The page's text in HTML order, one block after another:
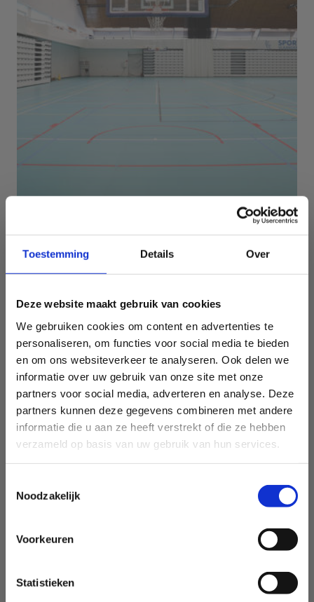
Toestemming Details Over
Deze website maakt gebruik van cookies
We gebruiken cookies om content en advertenties te
personaliseren, om functies voor social media te bieden
en om ons websiteverkeer te analyseren. Ook delen we
informatie over uw gebruik van onze site met onze
partners voor social media, adverteren en analyse. Deze
partners kunnen deze gegevens combineren met andere
informatie die u aan ze heeft verstrekt of die ze hebben
verzameld op basis van uw gebruik van hun services.
Noodzakelijk
Voorkeuren
Statistieken
Sport Vlaanderen Herentals
Sport Vlaanderen Heusden-Zolder